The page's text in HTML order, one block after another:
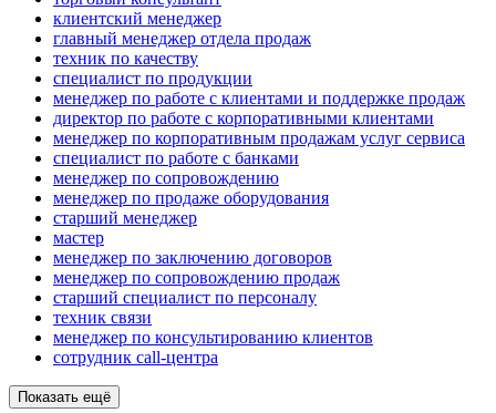
клиентский менеджер
главный менеджер отдела продаж
техник по качеству
специалист по продукции
менеджер по работе с клиентами и поддержке продаж
директор по работе с корпоративными клиентами
менеджер по корпоративным продажам услуг сервиса
специалист по работе с банками
менеджер по сопровождению
менеджер по продаже оборудования
старший менеджер
мастер
менеджер по заключению договоров
менеджер по сопровождению продаж
старший специалист по персоналу
техник связи
менеджер по консультированию клиентов
сотрудник call-центра
Показать ещё